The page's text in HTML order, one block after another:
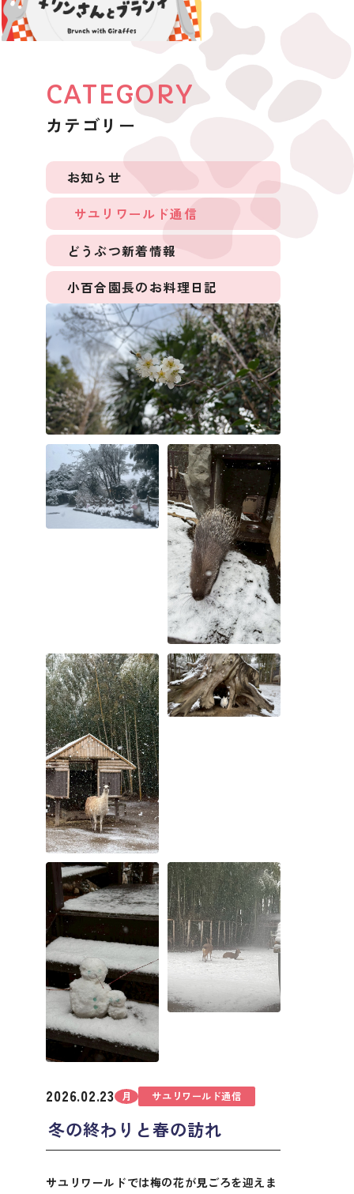
2026.02.23 月 サユリワールド通信
冬の終わりと春の訪れ
サユリワールドでは梅の花が見ごろを迎えま
CATEGORY
カテゴリー
お知らせ
サユリワールド通信
どうぶつ新着情報
小百合園長のお料理日記